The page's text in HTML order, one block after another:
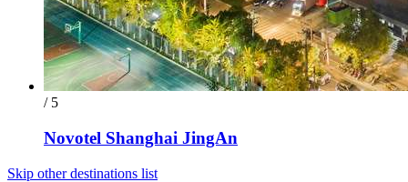
/ 5
Novotel Shanghai JingAn
Skip other destinations list